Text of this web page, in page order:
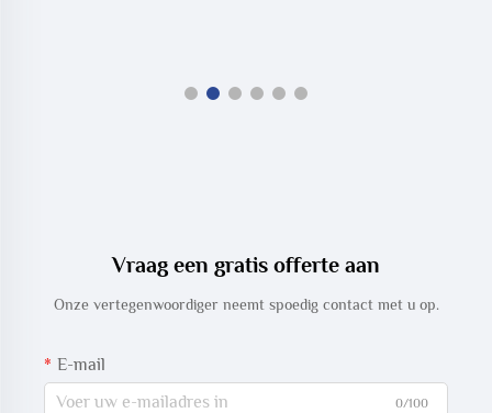
Vraag een gratis offerte aan
Onze vertegenwoordiger neemt spoedig contact met u op.
E-mail
0/100